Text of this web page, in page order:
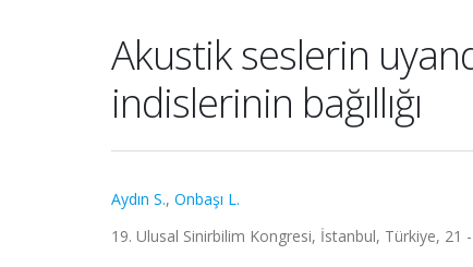
Akustik seslerin
indislerinin bağıllığı
Aydın S., Onbaşı L.
19. Ulusal Sinirbilim Kongresi, İstanbul, Türkiye, 21